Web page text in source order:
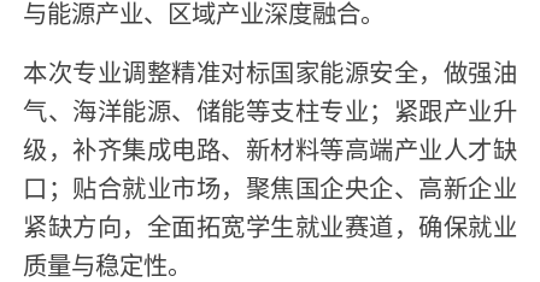
与能源产业、区域产业深度融合。
本次专业调整精准对标国家能源安全，做强油
气、海洋能源、储能等支柱专业；紧跟产业升
级，补齐集成电路、新材料等高端产业人才缺
口；贴合就业市场，聚焦国企央企、高新企业
紧缺方向，全面拓宽学生就业赛道，确保就业
质量与稳定性。